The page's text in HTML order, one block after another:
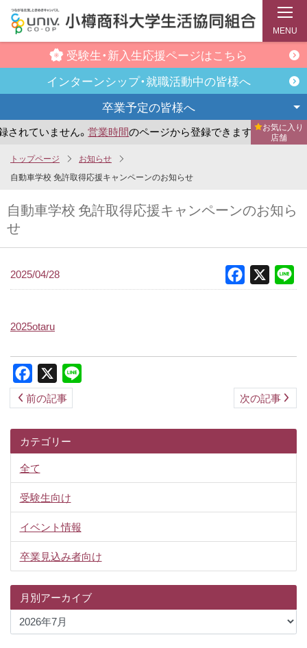
コ
ン
テ
受験生・新入生応援ページはこちら
インターンシップ・就職活動中の皆様へ
卒業予定の皆様へ
れていません。営業時間のページから登録できます。 まだ
お気に入り
店舗
MENU
トップページ
お知らせ
自動車学校 免許取得応援キャンペーンのお知らせ
自動車学校 免許取得応援キャンペーンのお知ら
せ
2025/04/28 Facebook
2025otaru
Facebook
前の記事 次の記事
カテゴリー
全て
受験生向け
イベント情報
卒業見込み者向け
月別アーカイブ